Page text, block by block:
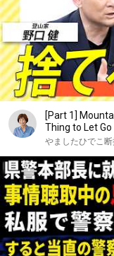
[Part 1]
Thing to Let
やましたひでこ